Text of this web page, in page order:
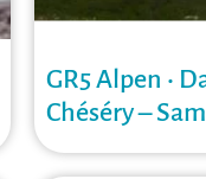
GR5 Alpen •
Chéséry –